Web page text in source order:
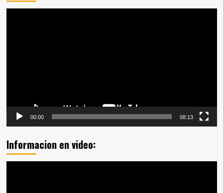
00:00 08:13
Informacion en video: